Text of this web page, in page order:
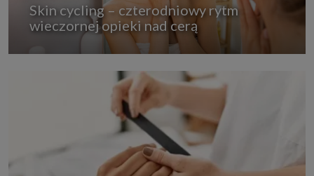
Skin cycling – czterodniowy rytm
wieczornej opieki nad cerą